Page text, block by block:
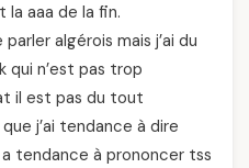
la aaa de la fin.
algérois mais j’ai du
qui n’est pas trop
il est pas du tout
j’ai tendance à dire
tendance à prononcer tss